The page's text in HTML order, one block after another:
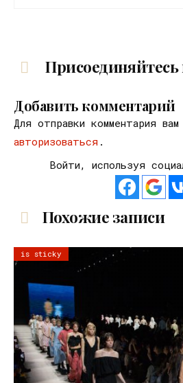
Добавить комментарий
Для отправки комментария
авторизоваться .
Войти, используя
Похожие записи
is sticky